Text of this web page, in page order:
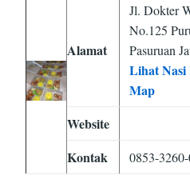
Alamat
Jl. Dokter
No.125
Pasuruan
Lihat Nasi
Map
Website
Kontak
0853-